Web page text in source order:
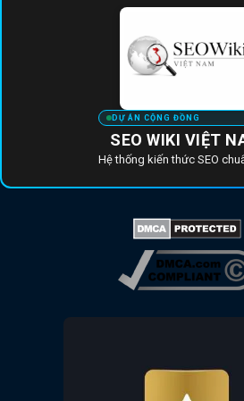
DỰ ÁN CỘNG ĐỒNG
SEO WIKI VIỆT
Hệ thống kiến thức SEO